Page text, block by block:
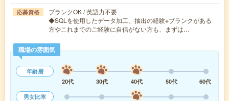
応募資格
ブランクOK / 英語力不要
◆SQLを使用したデータ加工、抽出の経験※ブランクがある
方やこれまでのご経験に自信がない方も、まずは…
職場の雰囲気
年齢層
20代
30代 40代 50代
60代
男女比率